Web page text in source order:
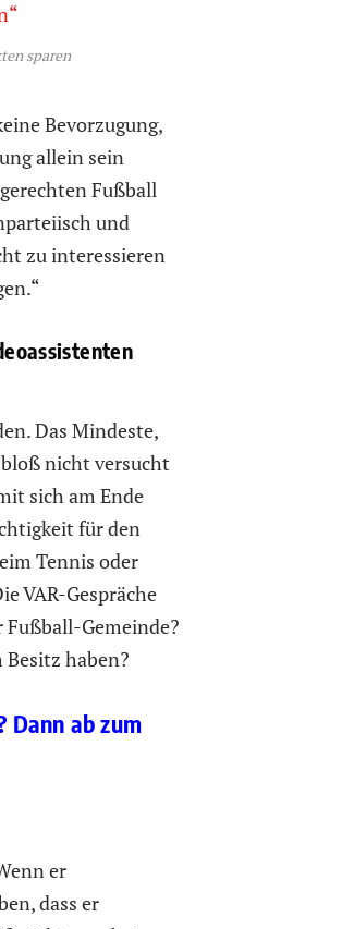
sparen
Bevorzugung,
allein sein
Fußball
und
zu interessieren
Das Mindeste,
nicht versucht
sich am Ende
für den
Tennis oder
VAR-Gespräche
Gemeinde?
Besitz haben?
Dann ab zum
er
dass er